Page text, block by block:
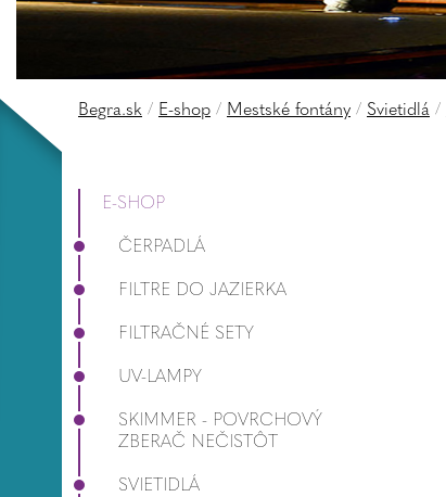
Begra.sk / E-shop / Mestské fontány / Svietidlá /
E-SHOP
ČERPADLÁ
FILTRE DO JAZIERKA
FILTRAČNÉ SETY
UV-LAMPY
SKIMMER - POVRCHOVÝ
ZBERAČ NEČISTÔT
SVIETIDLÁ